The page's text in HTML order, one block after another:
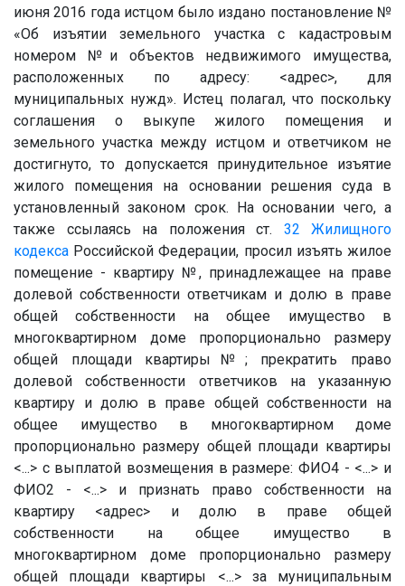
июня 2016 года истцом было издано постановление №
«Об изъятии земельного участка с кадастровым
номером №и объектов недвижимого имущества,
расположенных по адресу: <адрес>, для
муниципальных нужд». Истец полагал, что поскольку
соглашения о выкупе жилого помещения и
земельного участка между истцом и ответчиком не
достигнуто, то допускается принудительное изъятие
жилого помещения на основании решения суда в
установленный законом срок. На основании чего, а
также ссылаясь на положения ст. 32
Жилищного
кодекса Российской Федерации, просил изъять жилое
помещение - квартиру №, принадлежащее на праве
долевой собственности ответчикам и долю в праве
общей собственности на общее имущество в
многоквартирном доме пропорционально размеру
общей площади квартиры№; прекратить право
долевой собственности ответчиков на указанную
квартиру и долю в праве общей собственности на
общее имущество в многоквартирном доме
пропорционально размеру общей площади квартиры
<...> с выплатой возмещения в размере: ФИО4 - <...> и
ФИО2 - <...> и признать право собственности на
квартиру <адрес> и долю в праве общей
собственности на общее имущество в
многоквартирном доме пропорционально размеру
общей площади квартиры <...> за муниципальным